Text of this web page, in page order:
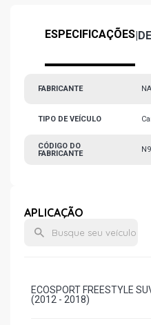
ESPECIFICAÇÕES|
FABRICANTE
TIPO DE VEÍCULO
CÓDIGO DO
FABRICANTE
APLICAÇÃO
ECOSPORT FREESTYLE
(2012 - 2018)